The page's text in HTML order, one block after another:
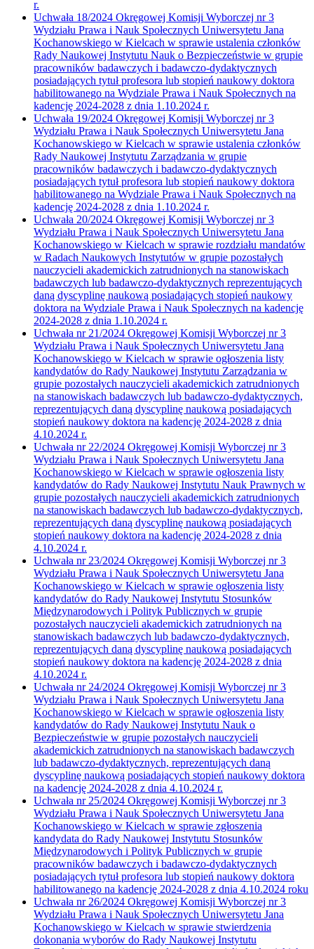
r.
Uchwała 18/2024 Okręgowej Komisji Wyborczej nr 3
Wydziału Prawa i Nauk Społecznych Uniwersytetu Jana
Kochanowskiego w Kielcach w sprawie ustalenia członków
Rady Naukowej Instytutu Nauk o Bezpieczeństwie w grupie
pracowników badawczych i badawczo-dydaktycznych
posiadających tytuł profesora lub stopień naukowy doktora
habilitowanego na Wydziale Prawa i Nauk Społecznych na
kadencję 2024-2028 z dnia 1.10.2024 r.
Uchwała 19/2024 Okręgowej Komisji Wyborczej nr 3
Wydziału Prawa i Nauk Społecznych Uniwersytetu Jana
Kochanowskiego w Kielcach w sprawie ustalenia członków
Rady Naukowej Instytutu Zarządzania w grupie
pracowników badawczych i badawczo-dydaktycznych
posiadających tytuł profesora lub stopień naukowy doktora
habilitowanego na Wydziale Prawa i Nauk Społecznych na
kadencję 2024-2028 z dnia 1.10.2024 r.
Uchwała 20/2024 Okręgowej Komisji Wyborczej nr 3
Wydziału Prawa i Nauk Społecznych Uniwersytetu Jana
Kochanowskiego w Kielcach w sprawie rozdziału mandatów
w Radach Naukowych Instytutów w grupie pozostałych
nauczycieli akademickich zatrudnionych na stanowiskach
badawczych lub badawczo-dydaktycznych reprezentujących
daną dyscyplinę naukową posiadających stopień naukowy
doktora na Wydziale Prawa i Nauk Społecznych na kadencję
2024-2028 z dnia 1.10.2024 r.
Uchwała nr 21/2024 Okręgowej Komisji Wyborczej nr 3
Wydziału Prawa i Nauk Społecznych Uniwersytetu Jana
Kochanowskiego w Kielcach w sprawie ogłoszenia listy
kandydatów do Rady Naukowej Instytutu Zarządzania w
grupie pozostałych nauczycieli akademickich zatrudnionych
na stanowiskach badawczych lub badawczo-dydaktycznych,
reprezentujących daną dyscyplinę naukową posiadających
stopień naukowy doktora na kadencję 2024-2028 z dnia
4.10.2024 r.
Uchwała nr 22/2024 Okręgowej Komisji Wyborczej nr 3
Wydziału Prawa i Nauk Społecznych Uniwersytetu Jana
Kochanowskiego w Kielcach w sprawie ogłoszenia listy
kandydatów do Rady Naukowej Instytutu Nauk Prawnych w
grupie pozostałych nauczycieli akademickich zatrudnionych
na stanowiskach badawczych lub badawczo-dydaktycznych,
reprezentujących daną dyscyplinę naukową posiadających
stopień naukowy doktora na kadencję 2024-2028 z dnia
4.10.2024 r.
Uchwała nr 23/2024 Okręgowej Komisji Wyborczej nr 3
Wydziału Prawa i Nauk Społecznych Uniwersytetu Jana
Kochanowskiego w Kielcach w sprawie ogłoszenia listy
kandydatów do Rady Naukowej Instytutu Stosunków
Międzynarodowych i Polityk Publicznych w grupie
pozostałych nauczycieli akademickich zatrudnionych na
stanowiskach badawczych lub badawczo-dydaktycznych,
reprezentujących daną dyscyplinę naukową posiadających
stopień naukowy doktora na kadencję 2024-2028 z dnia
4.10.2024 r.
Uchwała nr 24/2024 Okręgowej Komisji Wyborczej nr 3
Wydziału Prawa i Nauk Społecznych Uniwersytetu Jana
Kochanowskiego w Kielcach w sprawie ogłoszenia listy
kandydatów do Rady Naukowej Instytutu Nauk o
Bezpieczeństwie w grupie pozostałych nauczycieli
akademickich zatrudnionych na stanowiskach badawczych
lub badawczo-dydaktycznych, reprezentujących daną
dyscyplinę naukową posiadających stopień naukowy doktora
na kadencję 2024-2028 z dnia 4.10.2024 r.
Uchwała nr 25/2024 Okręgowej Komisji Wyborczej nr 3
Wydziału Prawa i Nauk Społecznych Uniwersytetu Jana
Kochanowskiego w Kielcach w sprawie zgłoszenia
kandydata do Rady Naukowej Instytutu Stosunków
Międzynarodowych i Polityk Publicznych w grupie
pracowników badawczych i badawczo-dydaktycznych
posiadających tytuł profesora lub stopień naukowy doktora
habilitowanego na kadencję 2024-2028 z dnia 4.10.2024 roku
Uchwała nr 26/2024 Okręgowej Komisji Wyborczej nr 3
Wydziału Prawa i Nauk Społecznych Uniwersytetu Jana
Kochanowskiego w Kielcach w sprawie stwierdzenia
dokonania wyborów do Rady Naukowej Instytutu